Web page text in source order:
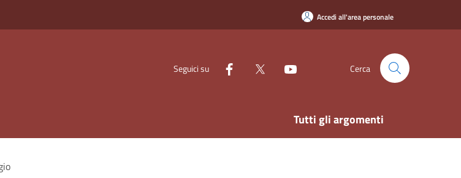
Accedi all'area personale
Seguici su Cerca
Tutti gli argomenti